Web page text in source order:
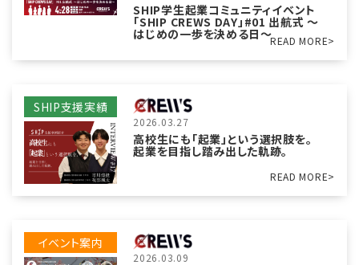
SHIP学生起業コミュニティイベント
「SHIP CREWS DAY」#01 出航式 〜
はじめの一歩を決める日〜READ MORE>
SHIP支援実績
2026.03.27
高校生にも「起業」という選択肢を。
起業を目指し踏み出した軌跡。
READ MORE>
イベント案内
2026.03.09